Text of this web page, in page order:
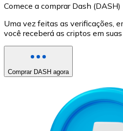
Comece a comprar Dash (DASH)
Uma vez feitas as verificações,
você receberá as criptos em suas
Comprar DASH agora